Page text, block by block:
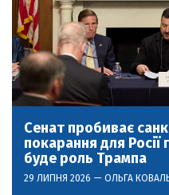
Сенат пробиває
покарання для
буде роль Трампа
29 ЛИПНЯ 2026 — ОЛЬГА